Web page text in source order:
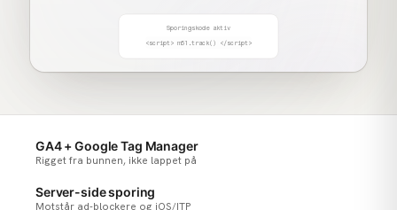
Sporingskode aktiv
<script> m51.track() </script>
GA4 + Google Tag Manager
Rigget fra bunnen, ikke lappet på
Server-side sporing
Motstår ad-blockere og iOS/ITP